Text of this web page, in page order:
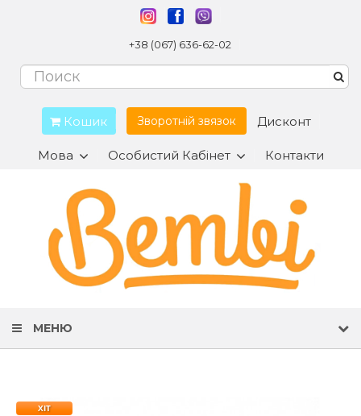
+38 (067) 636-62-02
Кошик Зворотній звязок Дисконт
Мова Особистий Кабінет Контакти
МЕНЮ
ХІТ